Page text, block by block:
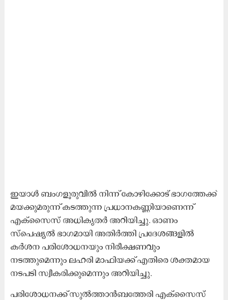
ഇയാൾ ബംഗളൂരുവിൽ നിന്ന് കോഴിക്കോട് ഭാഗത്തേക്ക്
മയക്കുമരുന്ന് കടത്തുന്ന പ്രധാനകണ്ണിയാണെന്ന്
എക്സൈസ് അധികൃതർ അറിയിച്ചു. ഓണം
സ്പെഷ്യൽ ഭാഗമായി അതിർത്തി പ്രദേശങ്ങളിൽ
കർശന പരിശോധനയും നിരീക്ഷണവും
നടത്തുമെന്നും ലഹരി മാഫിയക്ക് എതിരെ ശക്തമായ
നടപടി സ്വീകരിക്കുമെന്നും അറിയിച്ചു.
പരിശോധനക്ക് സുൽത്താൻബത്തേരി എക്സൈസ്